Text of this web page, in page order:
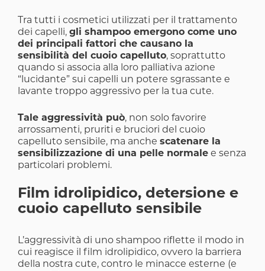
Tra tutti i cosmetici utilizzati per il trattamento
dei capelli, gli shampoo emergono come uno
dei principali fattori che causano la
sensibilità del cuoio capelluto, soprattutto
quando si associa alla loro palliativa azione
“lucidante” sui capelli un potere sgrassante e
lavante troppo aggressivo per la tua cute.
Tale aggressività può, non solo favorire
arrossamenti, pruriti e bruciori del cuoio
capelluto sensibile, ma anche scatenare la
sensibilizzazione di una pelle normale e senza
particolari problemi.
Film idrolipidico, detersione e
cuoio capelluto sensibile
L’aggressività di uno shampoo riflette il modo in
cui reagisce il film idrolipidico, ovvero la barriera
della nostra cute, contro le minacce esterne (e